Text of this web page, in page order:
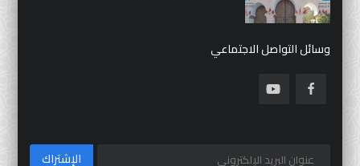
وسائل التواصل الاجتماعي
الإشتراك